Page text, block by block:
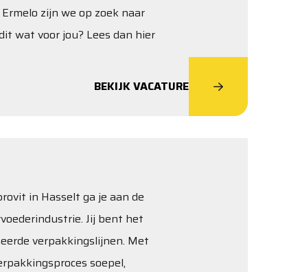
zijn we op zoek naar
wat voor jou? Lees dan hier
BEKIJK VACATURE
in Hasselt ga je aan de
Jij bent het
verpakkingslijnen. Met
soepel,